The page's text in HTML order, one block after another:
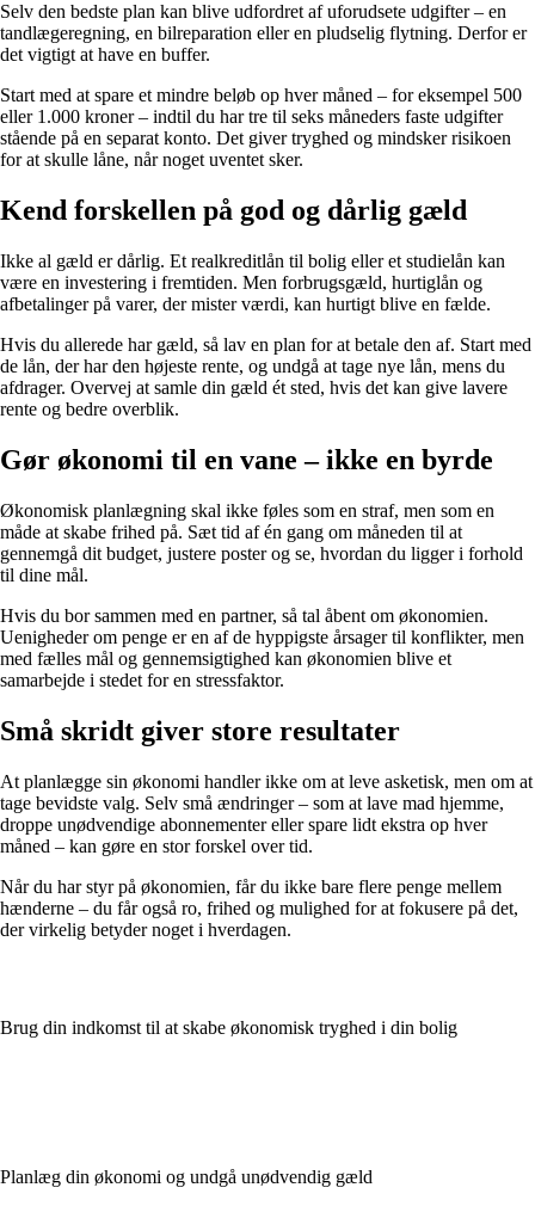
Selv den bedste plan kan blive udfordret af uforudsete udgifter – en
tandlægeregning, en bilreparation eller en pludselig flytning. Derfor er
det vigtigt at have en buffer.
Start med at spare et mindre beløb op hver måned – for eksempel 500
eller 1.000 kroner – indtil du har tre til seks måneders faste udgifter
stående på en separat konto. Det giver tryghed og mindsker risikoen
for at skulle låne, når noget uventet sker.
Kend forskellen på god og dårlig gæld
Ikke al gæld er dårlig. Et realkreditlån til bolig eller et studielån kan
være en investering i fremtiden. Men forbrugsgæld, hurtiglån og
afbetalinger på varer, der mister værdi, kan hurtigt blive en fælde.
Hvis du allerede har gæld, så lav en plan for at betale den af. Start med
de lån, der har den højeste rente, og undgå at tage nye lån, mens du
afdrager. Overvej at samle din gæld ét sted, hvis det kan give lavere
rente og bedre overblik.
Gør økonomi til en vane – ikke en byrde
Økonomisk planlægning skal ikke føles som en straf, men som en
måde at skabe frihed på. Sæt tid af én gang om måneden til at
gennemgå dit budget, justere poster og se, hvordan du ligger i forhold
til dine mål.
Hvis du bor sammen med en partner, så tal åbent om økonomien.
Uenigheder om penge er en af de hyppigste årsager til konflikter, men
med fælles mål og gennemsigtighed kan økonomien blive et
samarbejde i stedet for en stressfaktor.
Små skridt giver store resultater
At planlægge sin økonomi handler ikke om at leve asketisk, men om at
tage bevidste valg. Selv små ændringer – som at lave mad hjemme,
droppe unødvendige abonnementer eller spare lidt ekstra op hver
måned – kan gøre en stor forskel over tid.
Når du har styr på økonomien, får du ikke bare flere penge mellem
hænderne – du får også ro, frihed og mulighed for at fokusere på det,
der virkelig betyder noget i hverdagen.
Brug din indkomst til at skabe økonomisk tryghed i din bolig
Planlæg din økonomi og undgå unødvendig gæld